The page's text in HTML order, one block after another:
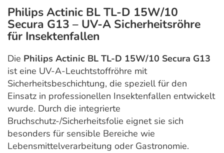
Philips Actinic BL TL-D 15W/10
Secura G13 – UV-A Sicherheitsröhre
für Insektenfallen
Die Philips Actinic BL TL-D 15W/10 Secura G13
ist eine UV-A-Leuchtstoffröhre mit
Sicherheitsbeschichtung, die speziell für den
Einsatz in professionellen Insektenfallen entwickelt
wurde. Durch die integrierte
Bruchschutz-/Sicherheitsfolie eignet sie sich
besonders für sensible Bereiche wie
Lebensmittelverarbeitung oder Gastronomie.